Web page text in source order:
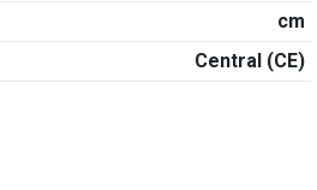
cm
Central (CE)